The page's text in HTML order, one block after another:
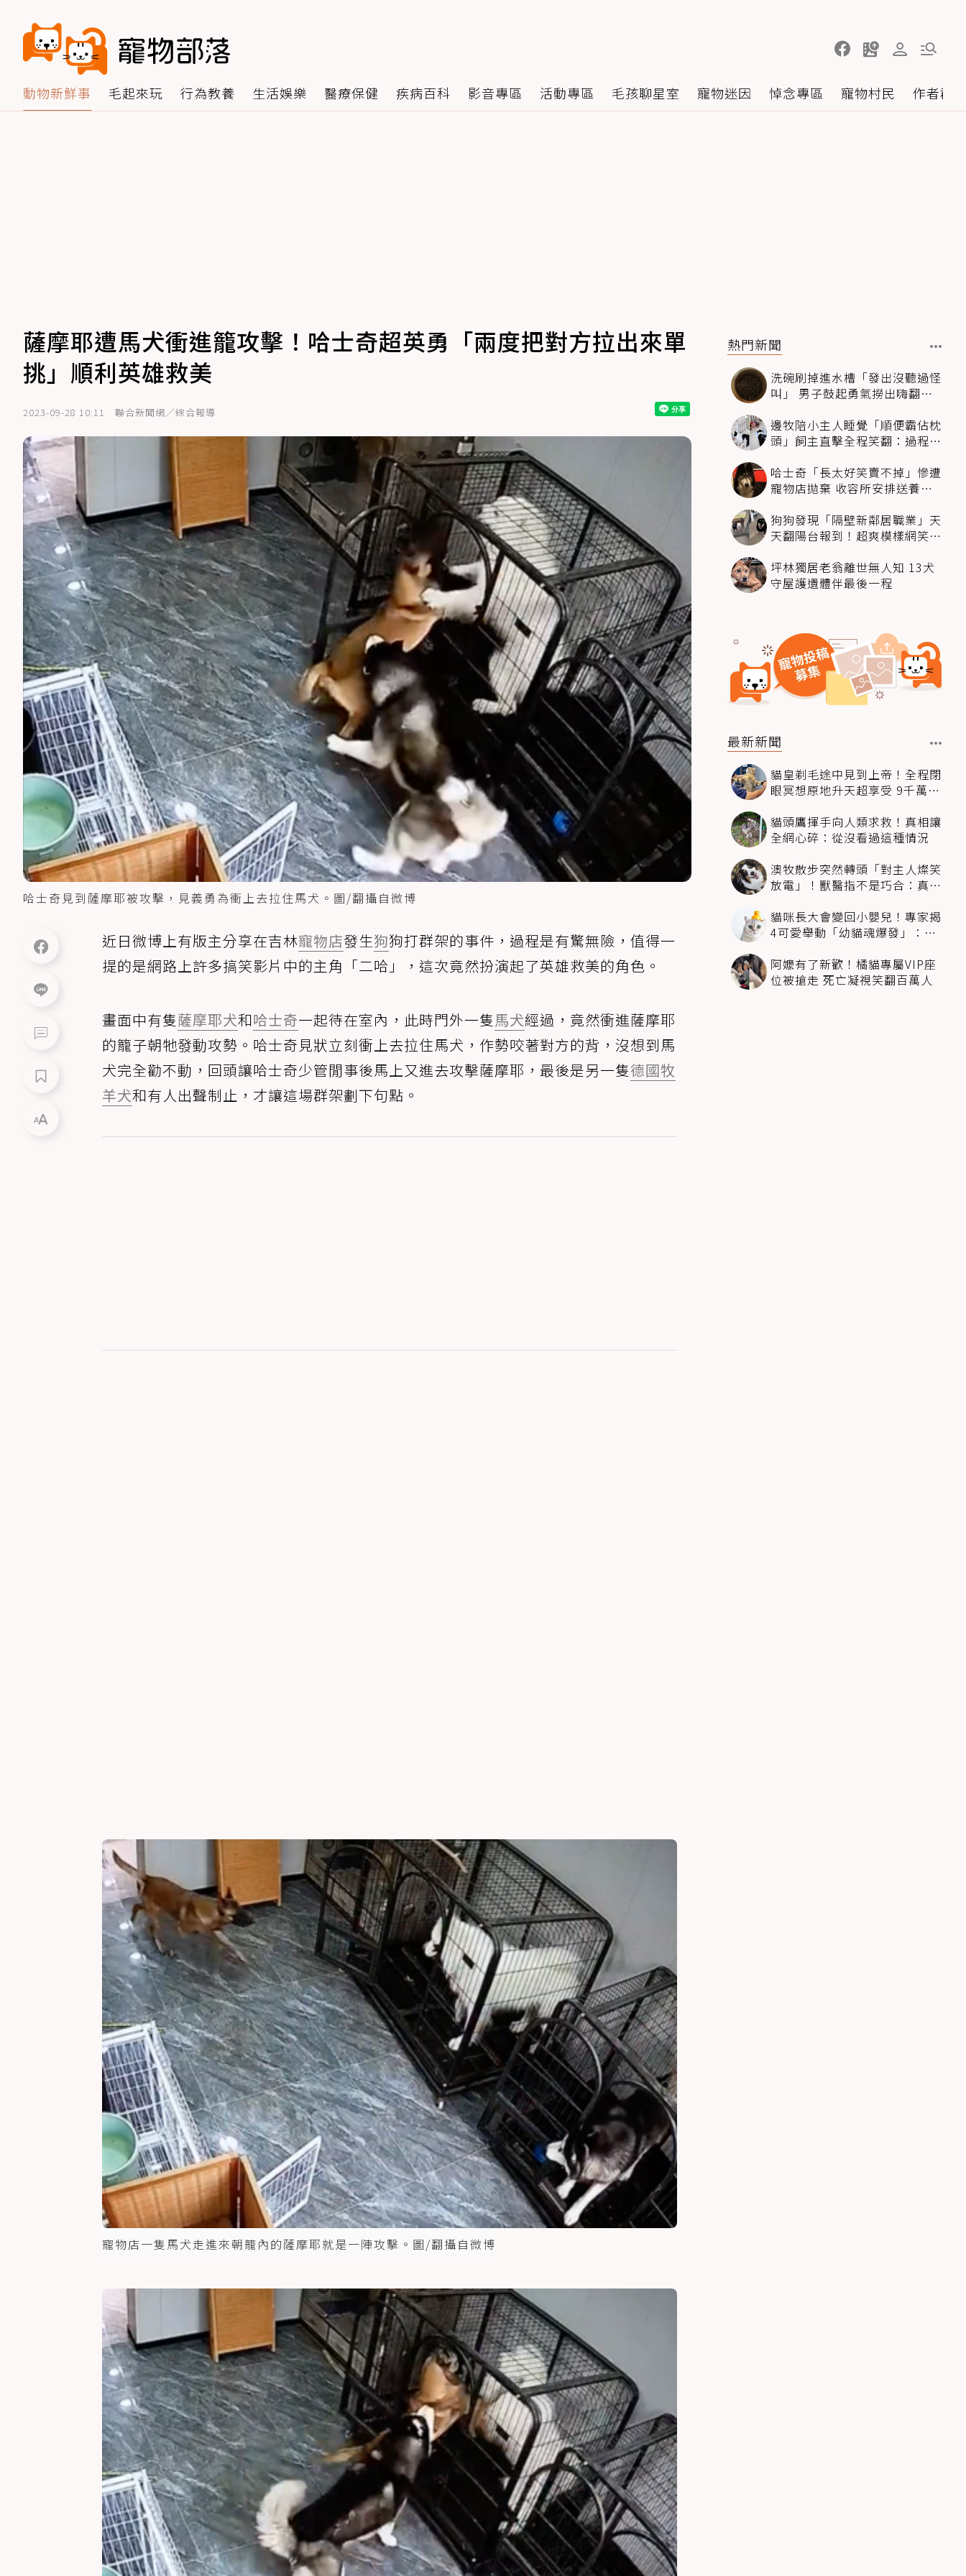
動物新鮮事 毛起來玩 行為教養 生活娛樂 醫療保健 疾病百科 影音專區 活動專區 毛孩聊星室 寵物迷因 悼念專區 寵物村民 作者群
薩摩耶遭馬犬衝進籠攻擊！哈士奇超英勇「兩度把對方拉出來單
挑」順利英雄救美
2023-09-28 10:11 聯合新聞網／綜合報導
哈士奇見到薩摩耶被攻擊，見義勇為衝上去拉住馬犬。圖/翻攝自微博
近日微博上有版主分享在吉林寵物店發生狗狗打群架的事件，過程是有驚無險，值得一
提的是網路上許多搞笑影片中的主角「二哈」，這次竟然扮演起了英雄救美的角色。
畫面中有隻薩摩耶犬和哈士奇一起待在室內，此時門外一隻馬犬經過，竟然衝進薩摩耶
的籠子朝牠發動攻勢。哈士奇見狀立刻衝上去拉住馬犬，作勢咬著對方的背，沒想到馬
犬完全勸不動，回頭讓哈士奇少管閒事後馬上又進去攻擊薩摩耶，最後是另一隻德國牧
羊犬和有人出聲制止，才讓這場群架劃下句點。
寵物店一隻馬犬走進來朝籠內的薩摩耶就是一陣攻擊。圖/翻攝自微博
熱門新聞
洗碗刷掉進水槽「發出沒聽過怪
叫」 男子鼓起勇氣撈出嗨翻：
邊牧陪小主人睡覺「順便霸佔枕
頭」飼主直擊全程笑翻：過程絲
哈士奇「長太好笑賣不掉」慘遭
寵物店拋棄 收容所安排送養活
狗狗發現「隔壁新鄰居職業」天
天翻陽台報到！超爽模樣網笑
坪林獨居老翁離世無人知 13犬
守屋護遺體伴最後一程
最新新聞
貓皇剃毛途中見到上帝！全程閉
眼冥想原地升天超享受 9千萬人
貓頭鷹揮手向人類求救！真相讓
全網心碎：從沒看過這種情況
澳牧散步突然轉頭「對主人燦笑
放電」！獸醫指不是巧合：真相
貓咪長大會變回小嬰兒！專家揭
4可愛舉動「幼貓魂爆發」：本
阿嬤有了新歡！橘貓專屬VIP座
位被搶走 死亡凝視笑翻百萬人